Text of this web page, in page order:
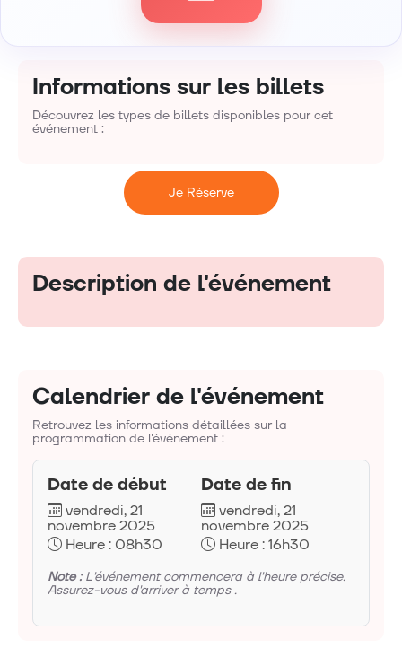
Informations sur les billets
Découvrez les types de billets disponibles pour cet
événement :
Je Réserve
Description de l'événement
Calendrier de l'événement
Retrouvez les informations détaillées sur la
programmation de l'événement :
Date de début
vendredi, 21
novembre 2025
Heure : 08h30
Date de fin
vendredi, 21
novembre 2025
Heure : 16h30
Note :L'événement commencera à l'heure précise.
Assurez-vous d'arriver à temps .